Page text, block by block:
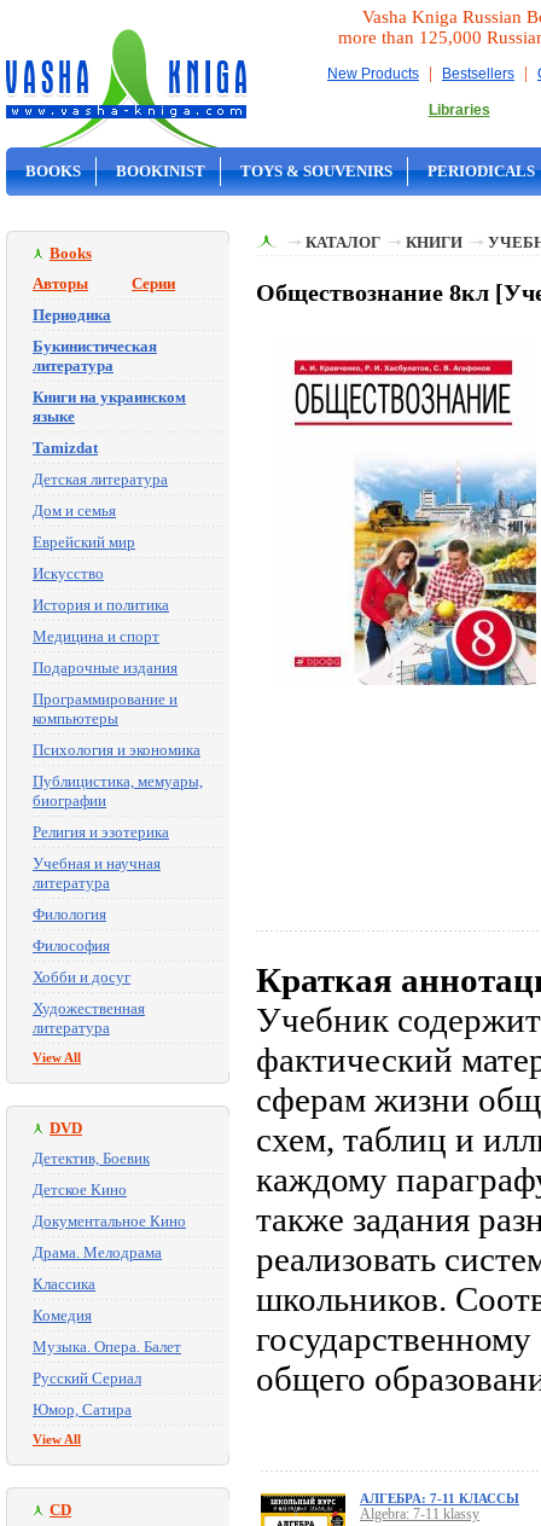
Vasha Kniga Russian
more than 125,000
New Products | Bestsellers |
Libraries
BOOKS BOOKINIST TOYS & SOUVENIRS PERIODICALS
Books
Авторы
Серии
Периодика
Букинистическая
литература
Книги на украинском
языке
Tamizdat
Детская литература
Дом и семья
Еврейский мир
Искусство
История и политика
Медицина и спорт
Подарочные издания
Программирование и
компьютеры
Психология и экономика
Публицистика, мемуары,
биографии
Религия и эзотерика
Учебная и научная
литература
Филология
Философия
Хобби и досуг
Художественная
литература
View All
DVD
Детектив, Боевик
Детское Кино
Документальное Кино
Драма. Мелодрама
Классика
Комедия
Музыка. Опера. Балет
Русский Сериал
Юмор, Сатира
View All
CD
КАТАЛОГ КНИГИ
Обществознание 8кл
Краткая
Учебник
фактический
сферам жизни
схем, таблиц и
каждому
также задания
реализовать
школьников.
общего
АЛГЕБРА: 7-11 КЛАССЫ
Algebra: 7-11 klassy